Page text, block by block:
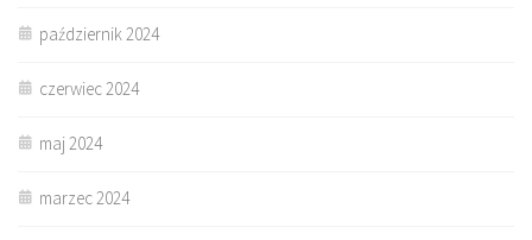
październik 2024
czerwiec 2024
maj 2024
marzec 2024